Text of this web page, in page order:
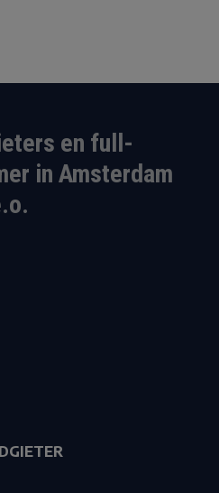
en full-
in Amsterdam